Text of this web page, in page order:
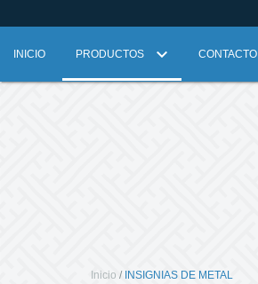
INICIO PRODUCTOS CONTACTO
Inicio / INSIGNIAS DE METAL